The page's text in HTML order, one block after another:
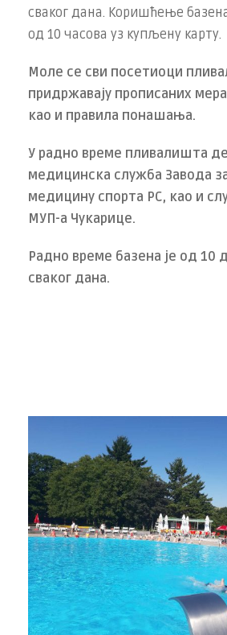
сваког дана. Коришћење
од 10 часова уз купљену карту.
Моле се сви посетиоци
придржавају прописаних
као и правила понашања.
У радно време пливалишта
медицинска служба Завода
медицину спорта РС, као и
МУП-а Чукарице.
Радно време базена је од 10
сваког дана.